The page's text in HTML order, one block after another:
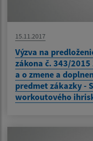
15.11.2017
Výzva na
zákona č. 343/
a o zmene a
predmet zákazky -
workoutového